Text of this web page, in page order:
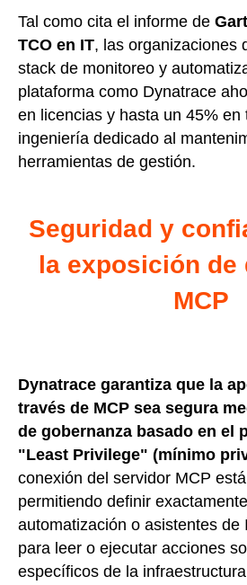
Tal como cita el informe de
TCO en IT, las organizaciones
stack de monitoreo y
plataforma como Dynatrace
en licencias y hasta un 45% en
ingeniería dedicado al
herramientas de gestión.
Seguridad y
la exposición de
MCP
Dynatrace garantiza que la
través de MCP sea segura
de gobernanza basado en el
"Least Privilege" (mínimo
conexión del servidor MCP
permitiendo definir
automatización o asistentes de
para leer o ejecutar acciones
específicos de la